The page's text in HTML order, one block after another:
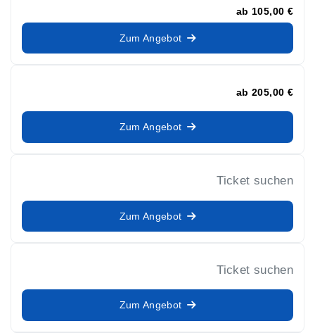
ab 105,00 €
Zum Angebot
ab 205,00 €
Zum Angebot
Ticket suchen
Zum Angebot
Ticket suchen
Zum Angebot